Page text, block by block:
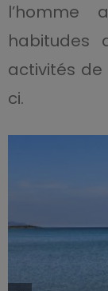
habitudes
activités
ci.